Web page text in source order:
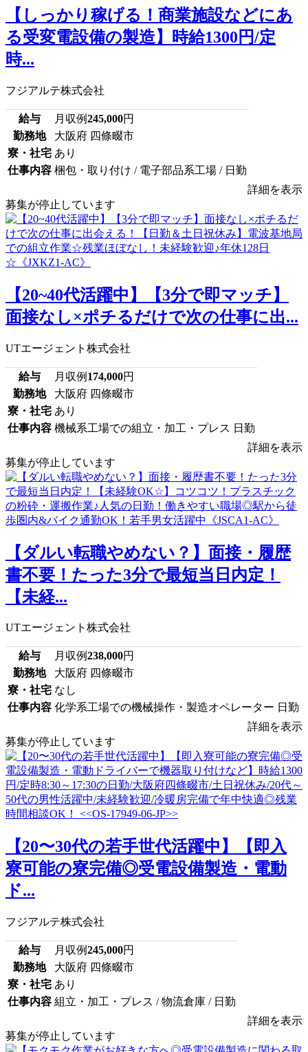
【しっかり稼げる！商業施設などにあ
る受変電設備の製造】時給1300円/定
時...
フジアルテ株式会社
給与 月収例245,000円
勤務地
大阪府 四條畷市
寮・社宅 あり
仕事内容 梱包・取り付け / 電子部品系工場 / 日勤
詳細を表示
募集が停止しています
【20~40代活躍中】【3分で即マッチ】
面接なし×ポチるだけで次の仕事に出...
UTエージェント株式会社
給与 月収例 174,000円
勤務地
大阪府 四條畷市
寮・社宅 あり
仕事内容 機械系工場での組立・加工・プレス 日勤
詳細を表示
募集が停止しています
【ダルい転職やめない？】面接・履歴
書不要！たった3分で最短当日内定！
【未経...
UTエージェント株式会社
給与 月収例238,000円
勤務地
大阪府 四條畷市
寮・社宅 なし
仕事内容 化学系工場での機械操作・製造オペレーター 日勤
詳細を表示
募集が停止しています
【20〜30代の若手世代活躍中】【即入
寮可能の寮完備◎受電設備製造・電動
ド...
フジアルテ株式会社
給与 月収例245,000円
勤務地
大阪府 四條畷市
寮・社宅 あり
仕事内容 組立・加工・プレス / 物流倉庫 / 日勤
詳細を表示
募集が停止しています